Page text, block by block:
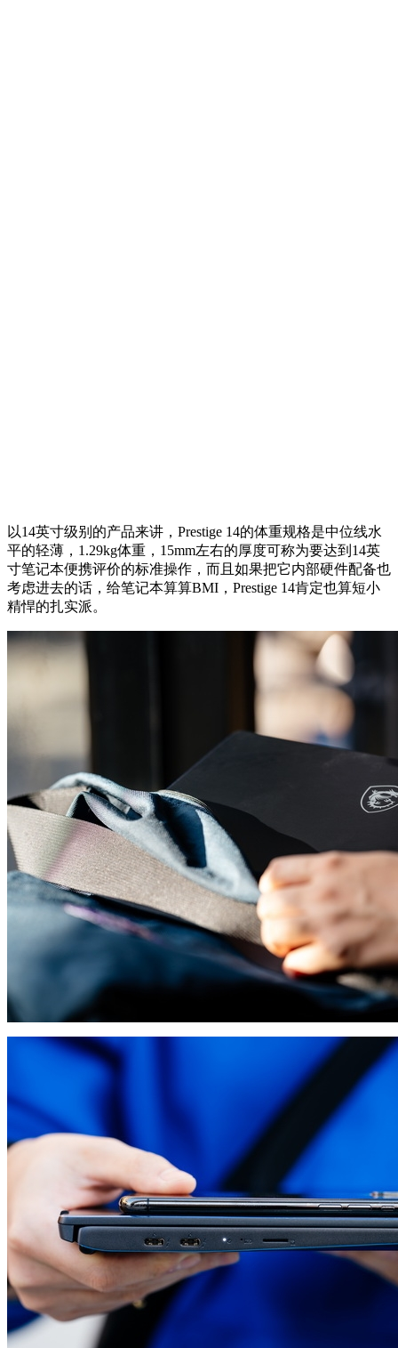
以14英寸级别的产品来讲，Prestige 14的体重规格是中位线水
平的轻薄，1.29kg体重，15mm左右的厚度可称为要达到14英
寸笔记本便携评价的标准操作，而且如果把它内部硬件配备也
考虑进去的话，给笔记本算算BMI，Prestige 14肯定也算短小
精悍的扎实派。